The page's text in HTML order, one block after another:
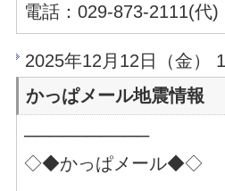
電話：029-873-2111(代)
2025年12月12日（金）
かっぱメール地震情報
──────────
◇◆かっぱメール◆◇